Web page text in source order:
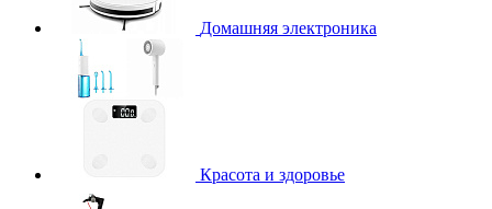
Домашняя электроника
Красота и здоровье